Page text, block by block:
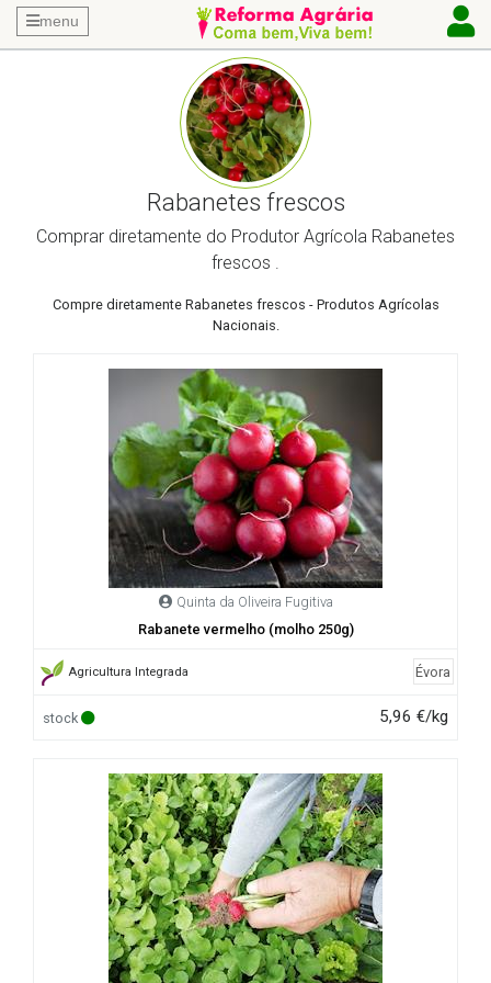
menu
Rabanetes frescos
Comprar diretamente do Produtor Agrícola Rabanetes
frescos .
Compre diretamente Rabanetes frescos - Produtos Agrícolas
Nacionais.
Quinta da Oliveira Fugitiva
Rabanete vermelho (molho 250g)
Agricultura Integrada Évora
stock 5,96 €/kg